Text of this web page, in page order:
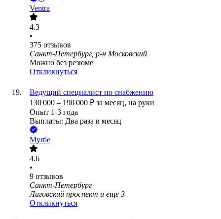
Ventra
4.3
•
375 отзывов
Санкт-Петербург, р-н Московский
Можно без резюме
Откликнуться
Ведущий специалист по снабжению
130 000 – 190 000 ₽ за месяц, на руки
Опыт 1-3 года
Выплаты: Два раза в месяц
Myrtle
4.6
•
9 отзывов
Санкт-Петербург
Лиговский проспект и еще 3
Откликнуться